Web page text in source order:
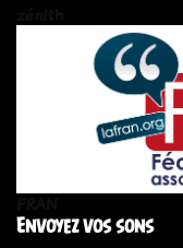
Envoyez vos sons